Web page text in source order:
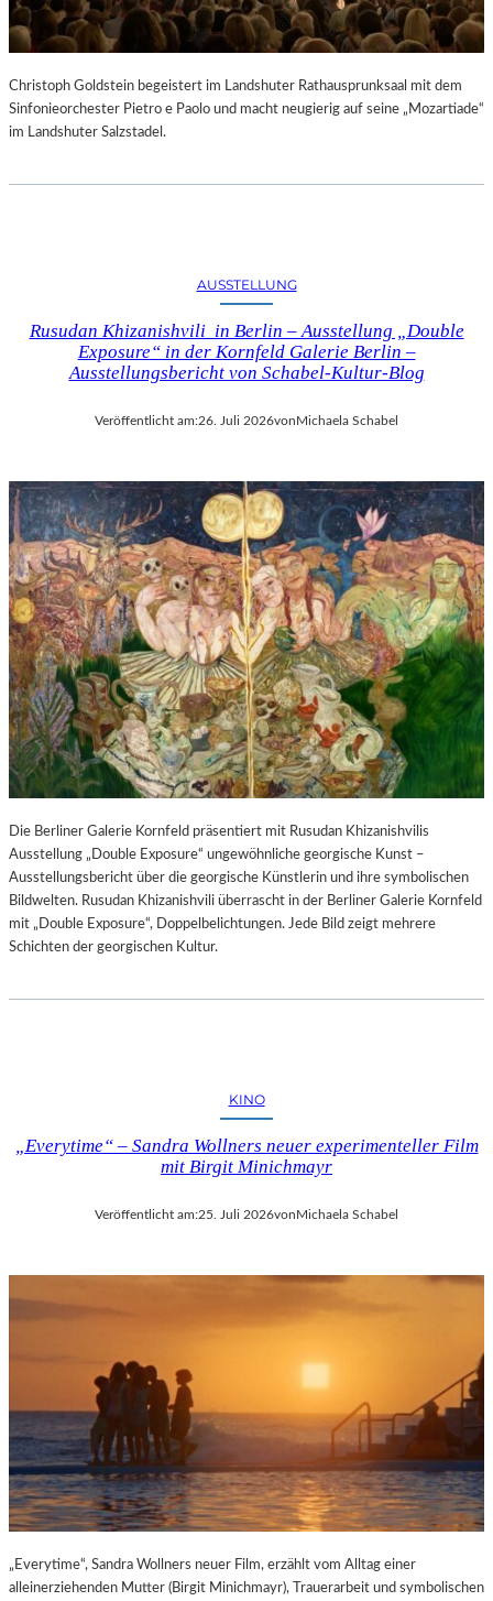
Christoph Goldstein begeistert im Landshuter Rathausprunksaal mit dem
Sinfonieorchester Pietro e Paolo und macht neugierig auf seine „Mozartiade“
im Landshuter Salzstadel.
AUSSTELLUNG
Rusudan Khizanishvili in Berlin – Ausstellung „Double
Exposure“ in der Kornfeld Galerie Berlin –
Ausstellungsbericht von Schabel-Kultur-Blog
Veröffentlicht am:26. Juli 2026von Michaela Schabel
Die Berliner Galerie Kornfeld präsentiert mit Rusudan Khizanishvilis
Ausstellung „Double Exposure“ ungewöhnliche georgische Kunst –
Ausstellungsbericht über die georgische Künstlerin und ihre symbolischen
Bildwelten. Rusudan Khizanishvili überrascht in der Berliner Galerie Kornfeld
mit „Double Exposure“, Doppelbelichtungen. Jede Bild zeigt mehrere
Schichten der georgischen Kultur.
KINO
„Everytime“ – Sandra Wollners neuer experimenteller Film
mit Birgit Minichmayr
Veröffentlicht am:25. Juli 2026von Michaela Schabel
„Everytime“, Sandra Wollners neuer Film, erzählt vom Alltag einer
alleinerziehenden Mutter (Birgit Minichmayr), Trauerarbeit und symbolischen